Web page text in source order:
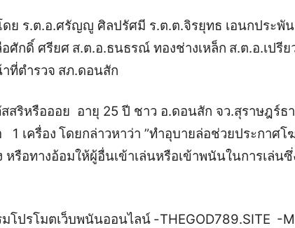
ย ร.ต.อ.ศรัญญู ศิลปรัศมี ร.ต.ต.จิรยุทธ เอนกประพั
ศักดิ์ ศรียศ ส.ต.อ.ธนธรณ์ ทองช่างเหล็ก ส.ต.อ.เปรี
ที่ตำรวจ สภ.ดอนสัก
สริหรือออย อายุ 25 ปี ชาว อ.ดอนสัก จว.สุราษฎร์ธ
1 เครื่อง โดยกล่าวหาว่า ”ทำอุบายล่อช่วยประกาศ
หรือทางอ้อมให้ผู้อื่นเข้าเล่นหรือเข้าพนันในการเล่น
โปรโมตเว็บพนันออนไลน์ -THEGOD789.SITE -